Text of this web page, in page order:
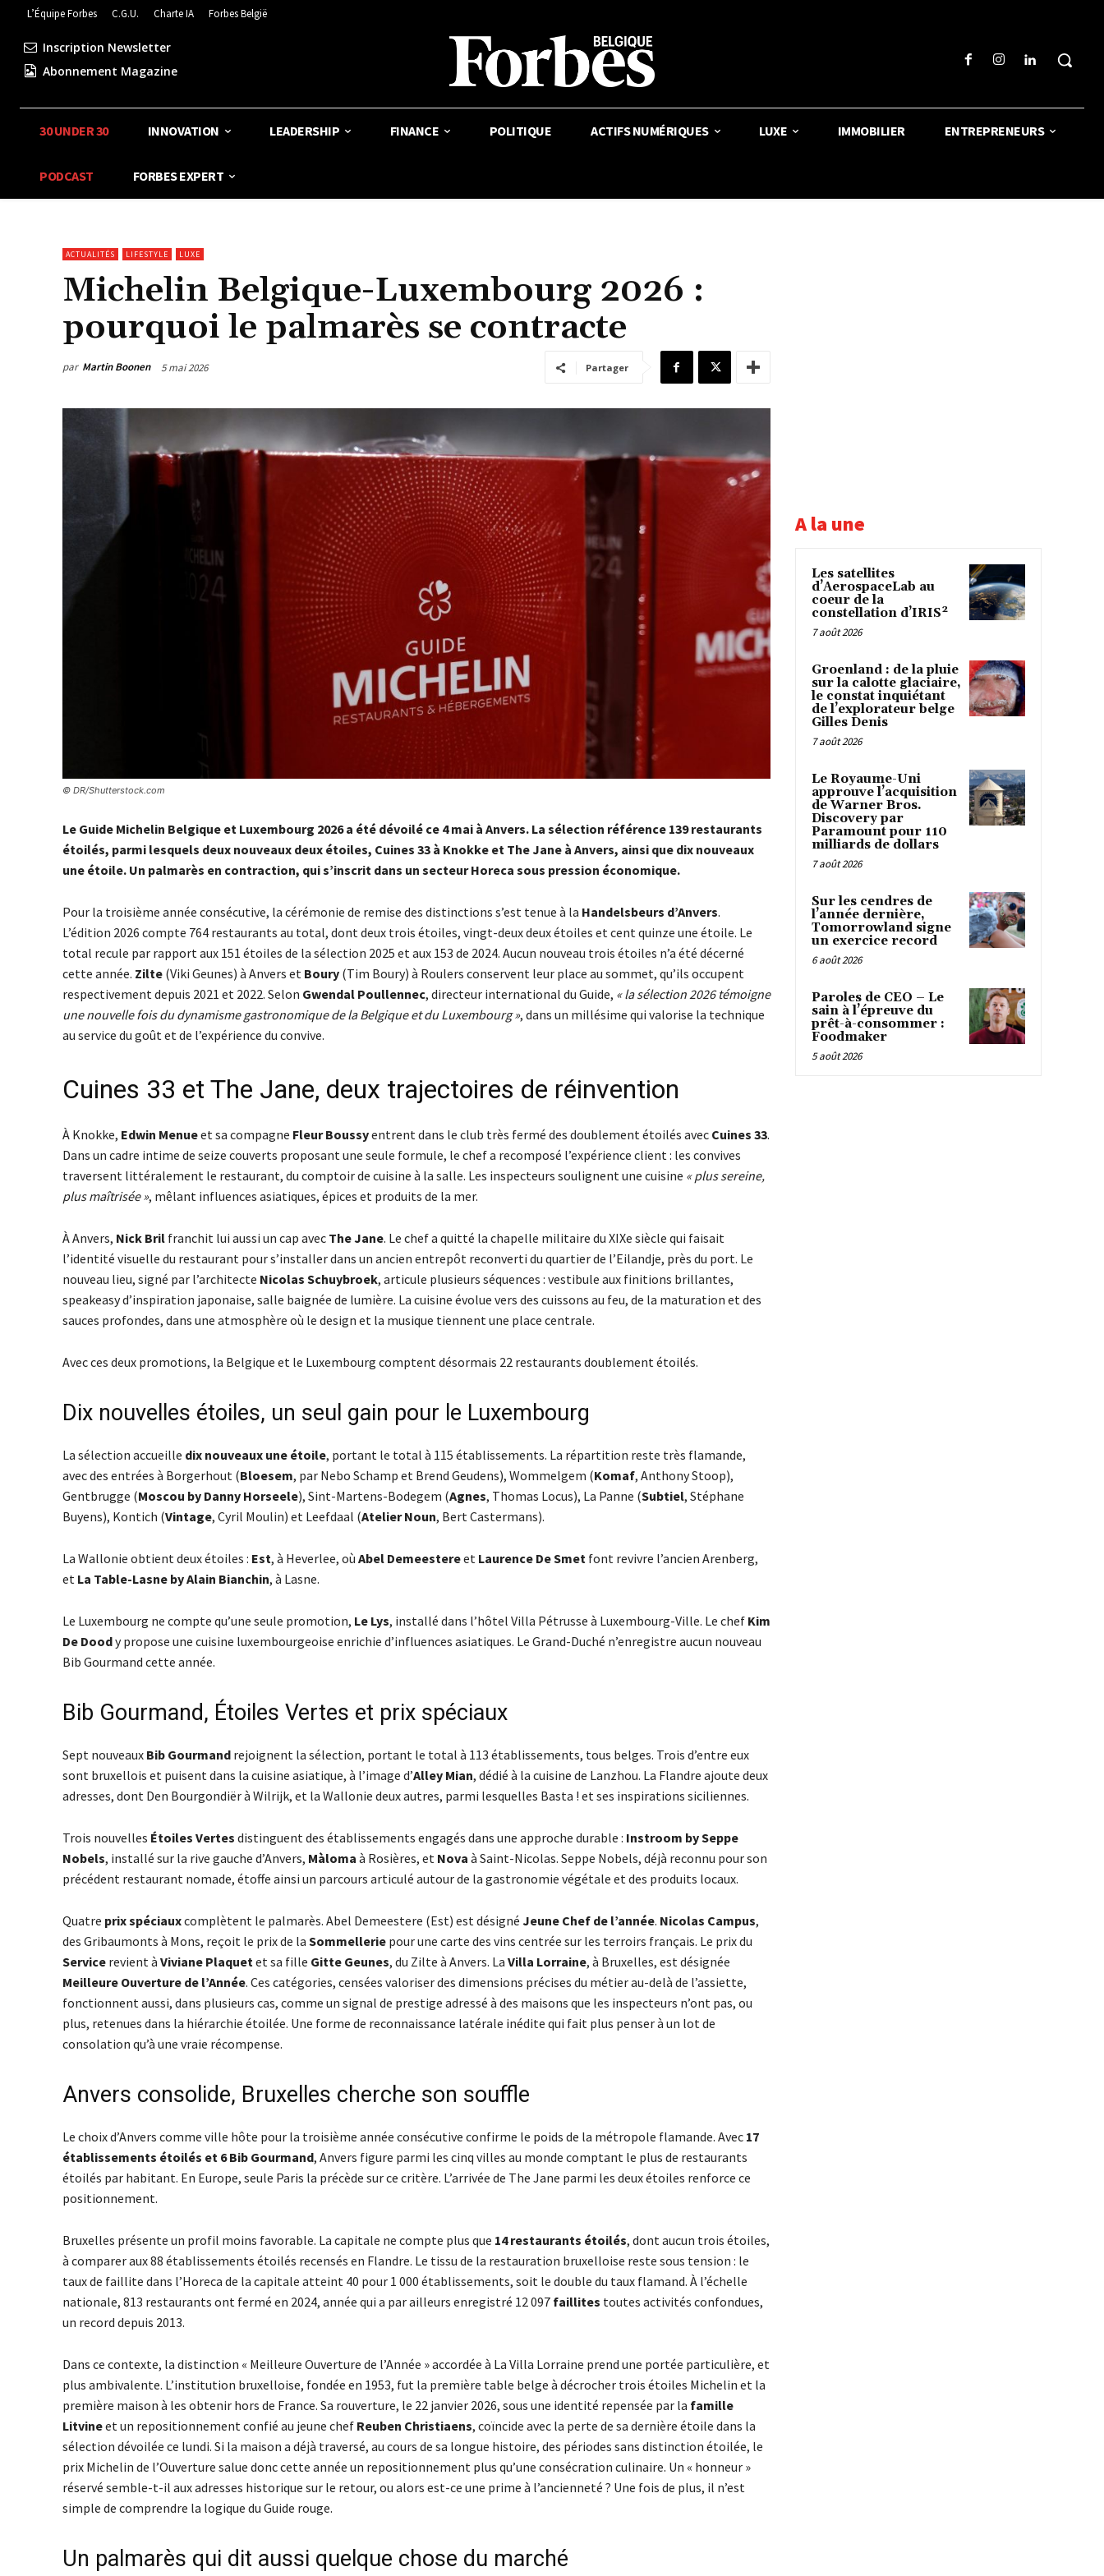
L’Équipe Forbes C.G.U. Charte IA Forbes België
Inscription Newsletter
Abonnement Magazine
30 UNDER 30 INNOVATION LEADERSHIP FINANCE POLITIQUE ACTIFS NUMÉRIQUES LUXE IMMOBILIER ENTREPRENEURS
PODCAST FORBES EXPERT
ACTUALITÉS LIFESTYLE LUXE
Michelin Belgique-Luxembourg 2026 :
pourquoi le palmarès se contracte
par Martin Boonen 5 mai 2026 Partager
© DR/Shutterstock.com
Le Guide Michelin Belgique et Luxembourg 2026 a été dévoilé ce 4 mai à Anvers. La sélection référence 139 restaurants
étoilés, parmi lesquels deux nouveaux deux étoiles, Cuines 33 à Knokke et The Jane à Anvers, ainsi que dix nouveaux
une étoile. Un palmarès en contraction, qui s’inscrit dans un secteur Horeca sous pression économique.
Pour la troisième année consécutive, la cérémonie de remise des distinctions s’est tenue à la Handelsbeurs d’Anvers.
L’édition 2026 compte 764 restaurants au total, dont deux trois étoiles, vingt-deux deux étoiles et cent quinze une étoile. Le
total recule par rapport aux 151 étoiles de la sélection 2025 et aux 153 de 2024. Aucun nouveau trois étoiles n’a été décerné
cette année. Zilte (Viki Geunes) à Anvers et Boury (Tim Boury) à Roulers conservent leur place au sommet, qu’ils occupent
respectivement depuis 2021 et 2022. Selon Gwendal Poullennec, directeur international du Guide, « la sélection 2026 témoigne
une nouvelle fois du dynamisme gastronomique de la Belgique et du Luxembourg », dans un millésime qui valorise la technique
au service du goût et de l’expérience du convive.
Cuines 33 et The Jane, deux trajectoires de réinvention
À Knokke, Edwin Menueet sa compagne Fleur Boussyentrent dans le club très fermé des doublement étoilés avec Cuines 33.
Dans un cadre intime de seize couverts proposant une seule formule, le chef a recomposé l’expérience client : les convives
traversent littéralement le restaurant, du comptoir de cuisine à la salle. Les inspecteurs soulignent une cuisine « plus sereine,
plus maîtrisée », mêlant influences asiatiques, épices et produits de la mer.
À Anvers, Nick Bril franchit lui aussi un cap avec The Jane. Le chef a quitté la chapelle militaire du XIXe siècle qui faisait
l’identité visuelle du restaurant pour s’installer dans un ancien entrepôt reconverti du quartier de l’Eilandje, près du port. Le
nouveau lieu, signé par l’architecte Nicolas Schuybroek, articule plusieurs séquences : vestibule aux finitions brillantes,
speakeasy d’inspiration japonaise, salle baignée de lumière. La cuisine évolue vers des cuissons au feu, de la maturation et des
sauces profondes, dans une atmosphère où le design et la musique tiennent une place centrale.
Avec ces deux promotions, la Belgique et le Luxembourg comptent désormais 22 restaurants doublement étoilés.
Dix nouvelles étoiles, un seul gain pour le Luxembourg
La sélection accueille dix nouveaux une étoile, portant le total à 115 établissements. La répartition reste très flamande,
avec des entrées à Borgerhout (Bloesem, par Nebo Schamp et Brend Geudens), Wommelgem (Komaf, Anthony Stoop),
Gentbrugge (Moscou by Danny Horseele), Sint-Martens-Bodegem (Agnes, Thomas Locus), La Panne (Subtiel, Stéphane
Buyens), Kontich (Vintage, Cyril Moulin) et Leefdaal (Atelier Noun, Bert Castermans).
La Wallonie obtient deux étoiles : Est, à Heverlee, où Abel Demeestereet Laurence De Smet font revivre l’ancien Arenberg,
et La Table-Lasne by Alain Bianchin, à Lasne.
Le Luxembourg ne compte qu’une seule promotion, Le Lys, installé dans l’hôtel Villa Pétrusse à Luxembourg-Ville. Le chef Kim
De Doody propose une cuisine luxembourgeoise enrichie d’influences asiatiques. Le Grand-Duché n’enregistre aucun nouveau
Bib Gourmand cette année.
Bib Gourmand, Étoiles Vertes et prix spéciaux
Sept nouveaux Bib Gourmand rejoignent la sélection, portant le total à 113 établissements, tous belges. Trois d’entre eux
sont bruxellois et puisent dans la cuisine asiatique, à l’image d’Alley Mian, dédié à la cuisine de Lanzhou. La Flandre ajoute deux
adresses, dont Den Bourgondiër à Wilrijk, et la Wallonie deux autres, parmi lesquelles Basta ! et ses inspirations siciliennes.
Trois nouvelles Étoiles Vertes distinguent des établissements engagés dans une approche durable : Instroom by Seppe
Nobels, installé sur la rive gauche d’Anvers, Màloma à Rosières, et Nova à Saint-Nicolas. Seppe Nobels, déjà reconnu pour son
précédent restaurant nomade, étoffe ainsi un parcours articulé autour de la gastronomie végétale et des produits locaux.
Quatre prix spéciauxcomplètent le palmarès. Abel Demeestere (Est) est désigné Jeune Chef de l’année. Nicolas Campus,
des Gribaumonts à Mons, reçoit le prix de la Sommellerie pour une carte des vins centrée sur les terroirs français. Le prix du
Service revient à Viviane Plaquetet sa fille Gitte Geunes, du Zilte à Anvers. La Villa Lorraine, à Bruxelles, est désignée
Meilleure Ouverture de l’Année. Ces catégories, censées valoriser des dimensions précises du métier au-delà de l’assiette,
fonctionnent aussi, dans plusieurs cas, comme un signal de prestige adressé à des maisons que les inspecteurs n’ont pas, ou
plus, retenues dans la hiérarchie étoilée. Une forme de reconnaissance latérale inédite qui fait plus penser à un lot de
consolation qu’à une vraie récompense.
Anvers consolide, Bruxelles cherche son souffle
Le choix d’Anvers comme ville hôte pour la troisième année consécutive confirme le poids de la métropole flamande. Avec 17
établissements étoilés et 6 Bib Gourmand, Anvers figure parmi les cinq villes au monde comptant le plus de restaurants
étoilés par habitant. En Europe, seule Paris la précède sur ce critère. L’arrivée de The Jane parmi les deux étoiles renforce ce
positionnement.
Bruxelles présente un profil moins favorable. La capitale ne compte plus que 14 restaurants étoilés, dont aucun trois étoiles,
à comparer aux 88 établissements étoilés recensés en Flandre. Le tissu de la restauration bruxelloise reste sous tension : le
taux de faillite dans l’Horeca de la capitale atteint 40 pour 1 000 établissements, soit le double du taux flamand. À l’échelle
nationale, 813 restaurants ont fermé en 2024, année qui a par ailleurs enregistré 12 097 faillites toutes activités confondues,
un record depuis 2013.
Dans ce contexte, la distinction « Meilleure Ouverture de l’Année » accordée à La Villa Lorraine prend une portée particulière, et
plus ambivalente. L’institution bruxelloise, fondée en 1953, fut la première table belge à décrocher trois étoiles Michelin et la
première maison à les obtenir hors de France. Sa rouverture, le 22 janvier 2026, sous une identité repensée par la famille
Litvineet un repositionnement confié au jeune chef Reuben Christiaens, coïncide avec la perte de sa dernière étoile dans la
sélection dévoilée ce lundi. Si la maison a déjà traversé, au cours de sa longue histoire, des périodes sans distinction étoilée, le
prix Michelin de l’Ouverture salue donc cette année un repositionnement plus qu’une consécration culinaire. Un « honneur »
réservé semble-t-il aux adresses historique sur le retour, ou alors est-ce une prime à l’ancienneté ? Une fois de plus, il n’est
simple de comprendre la logique du Guide rouge.
Un palmarès qui dit aussi quelque chose du marché
A la une
Les satellites
d’AerospaceLab au
coeur de la
constellation d’IRIS²
7 août 2026
Groenland : de la pluie
sur la calotte glaciaire,
le constat inquiétant
de l’explorateur belge
Gilles Denis
7 août 2026
Le Royaume-Uni
approuve l’acquisition
de Warner Bros.
Discovery par
Paramount pour 110
milliards de dollars
7 août 2026
Sur les cendres de
l’année dernière,
Tomorrowland signe
un exercice record
6 août 2026
Paroles de CEO – Le
sain à l’épreuve du
prêt-à-consommer :
Foodmaker
5 août 2026